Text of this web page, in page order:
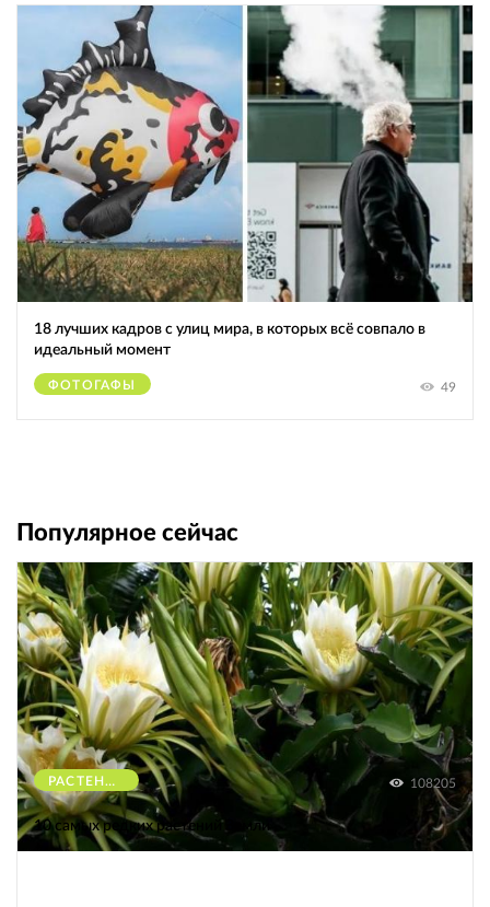
18 лучших кадров с улиц мира, в которых всё совпало в
идеальный момент
ФОТОГАФЫ 49
Популярное сейчас
РАСТЕНИЯ 108205
10 самых редких растений Земли